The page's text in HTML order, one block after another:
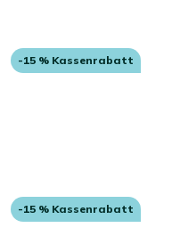
-15 % Kassenrabatt
-15 % Kassenrabatt